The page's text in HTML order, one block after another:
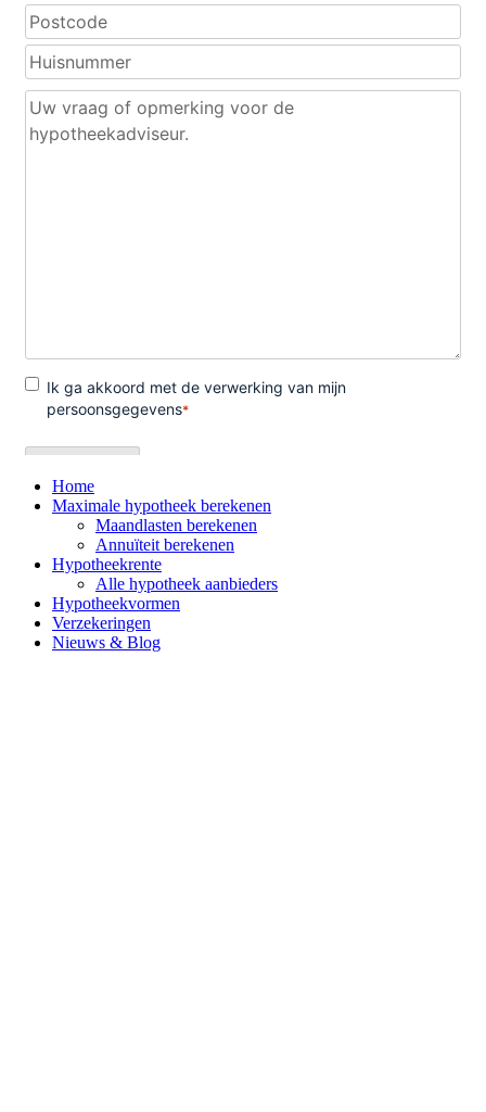
Home
Maximale hypotheek berekenen
Maandlasten berekenen
Annuïteit berekenen
Hypotheekrente
Alle hypotheek aanbieders
Hypotheekvormen
Verzekeringen
Nieuws & Blog